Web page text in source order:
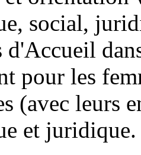
social,
pour les
(avec leurs
et juridique.